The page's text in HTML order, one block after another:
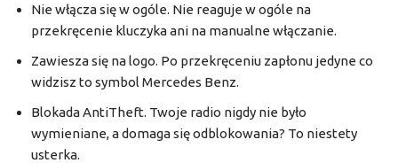
Nie włącza się w ogóle. Nie reaguje w ogóle na
przekręcenie kluczyka ani na manualne włączanie.
Zawiesza się na logo. Po przekręceniu zapłonu jedyne co
widzisz to symbol Mercedes Benz.
Blokada AntiTheft. Twoje radio nigdy nie było
wymieniane, a domaga się odblokowania? To niestety
usterka.